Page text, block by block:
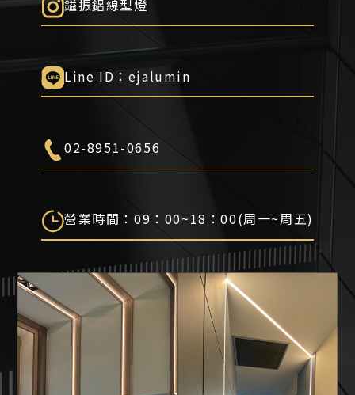
鎰振鋁線型燈
Line ID：ejalumin
02-8951-0656
營業時間：09：00~18：00(周一~周五)